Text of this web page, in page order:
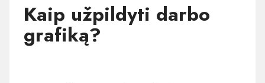
Kaip užpildyti darbo
grafiką?